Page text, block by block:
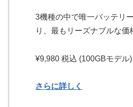
3機種の中で唯一バッテリ
り、最もリーズナブルな価
¥9,980 税込 (100GBモデル)
さらに詳しく